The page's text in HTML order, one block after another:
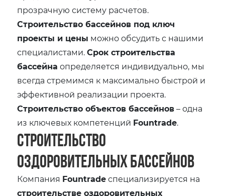
прозрачную систему расчетов.
Строительство бассейнов под ключ
проекты и цены можно обсудить с нашими
специалистами.Срок строительства
бассейна определяется индивидуально, мы
всегда стремимся к максимально быстрой и
эффективной реализации проекта.
Строительство объектов бассейнов– одна
из ключевых компетенций Fountrade.
Строительство
оздоровительных бассейнов
Компания Fountradeспециализируется на
строительстве оздоровительных